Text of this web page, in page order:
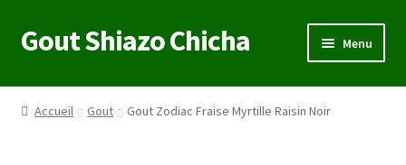
Aller
à
Aller
au
Gout Shiazo Chicha Menu
Accueil Gout Gout Zodiac Fraise Myrtille Raisin Noir